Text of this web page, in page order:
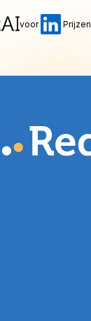
voor Prijzen